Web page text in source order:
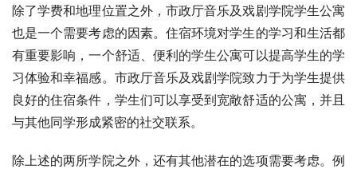
除了学费和地理位置之外，市政厅音乐及戏剧学院学生公寓
也是一个需要考虑的因素。住宿环境对学生的学习和生活都
有重要影响，一个舒适、便利的学生公寓可以提高学生的学
习体验和幸福感。市政厅音乐及戏剧学院致力于为学生提供
良好的住宿条件，学生们可以享受到宽敞舒适的公寓，并且
与其他同学形成紧密的社交联系。
除上述的两所学院之外，还有其他潜在的选项需要考虑。例